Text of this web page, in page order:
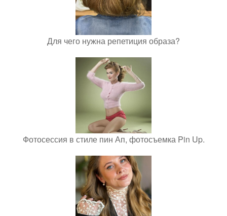
Для чего нужна репетиция образа?
Фотосессия в стиле пин Ап, фотосъемка Pin Up.